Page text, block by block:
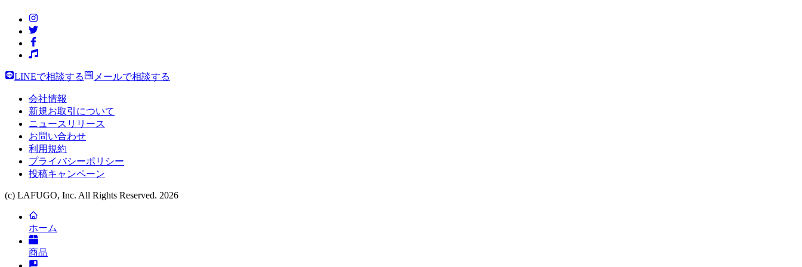
LINEで相談する メールで相談する
会社情報
新規お取引について
ニュースリリース
お問い合わせ
利用規約
プライバシーポリシー
投稿キャンペーン
(c) LAFUGO, Inc. All Rights Reserved. 2026
ホーム
商品